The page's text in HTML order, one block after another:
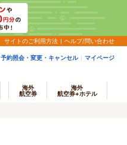
サイトのご利用方法 ヘルプ/問い合わせ
予約照会・変更・キャンセル マイページ
海外
航空券
海外
航空券+ホテル